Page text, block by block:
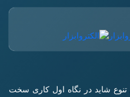
تنوع شاید در نگاه اول کاری سخت